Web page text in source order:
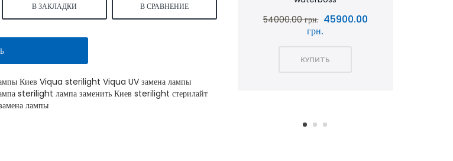
В ЗАКЛАДКИ В СРАВНЕНИЕ
Киев Viqua sterilight Viqua UV замена лампы
sterilight лампа заменить Киев sterilight стерилайт
лампы
52999.00
51600.00 грн. 43900.00 грн.
54000.00 грн. 45900.00
грн.
КУПИТЬ